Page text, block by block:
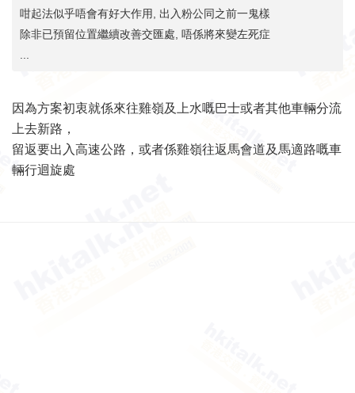
咁起法似乎唔會有好大作用, 出入粉公同之前一鬼樣
除非已預留位置繼續改善交匯處, 唔係將來變左死症
因為方案初衷就係來往雞嶺及上水嘅巴士或者其他車輛分流
上去新路，
留返要出入高速公路，或者係雞嶺往返馬會道及馬適路嘅車
輛行迴旋處